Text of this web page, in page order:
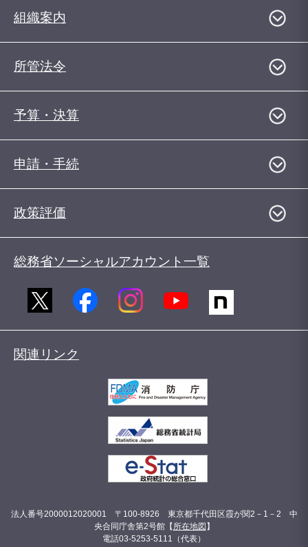
組織案内
所管法令
予算・決算
申請・手続
政策評価
総務省ソーシャルアカウント一覧
関連リンク
法人番号2000012020001 〒100-8926 東京都千代田区霞が関2－1－2 中
央合同庁舎第2号館【 所在地図 】
電話03-5253-5111（代表）